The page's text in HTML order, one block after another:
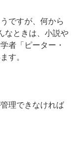
ですが、何から
なときは、小説や
者「ピーター・
す。
理できなければ